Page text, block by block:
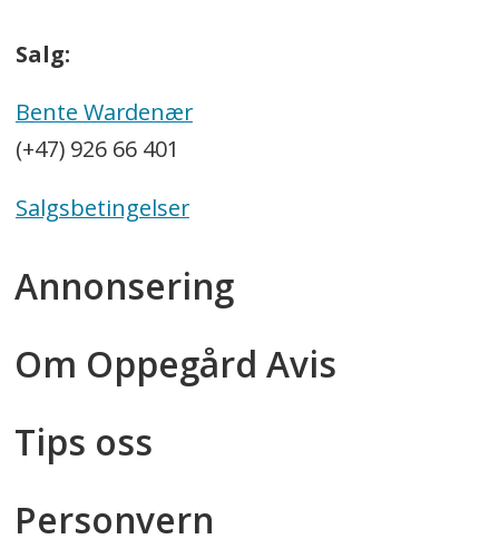
Salg:
Bente Wardenær
(+47) 926 66 401
Salgsbetingelser
Annonsering
Om Oppegård Avis
Tips oss
Personvern